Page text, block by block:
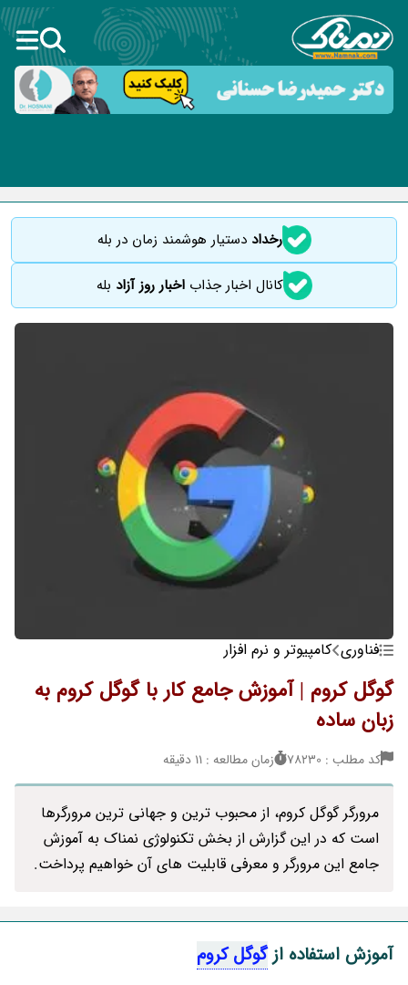
رخداددستیار هوشمند زمان در بله
کانال اخبار جذاباخبار روز آزاد بله
فناوری کامپیوتر و نرم افزار
گوگل کروم | آموزش جامع کار با گوگل کروم به
زبان ساده
کد مطلب : 78230 زمان مطالعه : 11 دقیقه
مرورگر گوگل کروم، از محبوب ترین و جهانی ترین مرورگرها
است که در این گزارش از بخش تکنولوژی نمناک به آموزش
جامع این مرورگر و معرفی قابلیت های آن خواهیم پرداخت.
آموزش استفاده ازگوگل کروم